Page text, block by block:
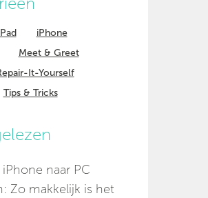
iPhone
Meet & Greet
It-Yourself
Tips & Tricks
iPhone naar PC
Zo makkelijk is het